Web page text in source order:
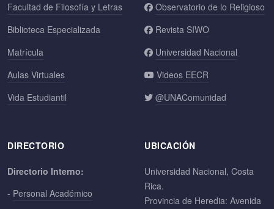
Facultad de Filosofía y Letras
Biblioteca Especializada
Matrícula
Aulas Virtuales
Vida Estudiantil
Observatorio de lo Religioso
Revista SIWO
Universidad Nacional
Videos EECR
@UNAComunidad
DIRECTORIO
Directorio Interno:
- Personal Académico
UBICACIÓN
Universidad Nacional, Costa
Rica.
Provincia de Heredia: Avenida